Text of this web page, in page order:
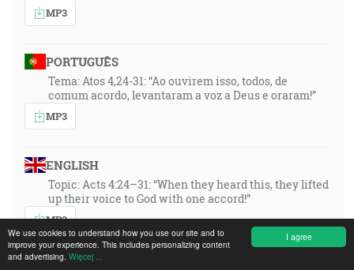
I agree
We use cookies to understand how you use our site and to
improve your experience. This includes personalizing content
and advertising. Więcej ...
MP3
PORTUGUÊS
Tema: Atos 4,24-31: “Ao ouvirem isso, todos, de
comum acordo, levantaram a voz a Deus e oraram!”
MP3
ENGLISH
Topic: Acts 4:24–31: “When they heard this, they lifted
up their voice to God with one accord!”
MP3